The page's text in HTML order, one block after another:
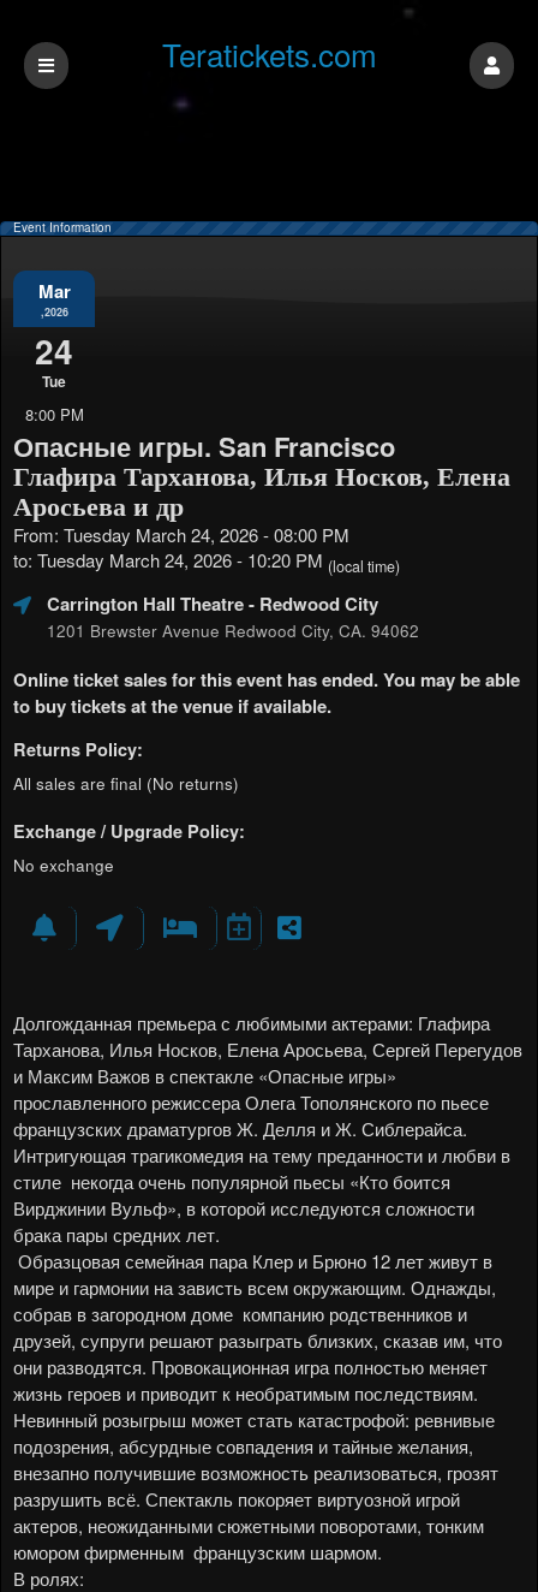
Teratickets.com
Event Information
Mar
,2026
24
Tue
8:00 PM
Опасные игры. San Francisco
Глафира Тарханова, Илья Носков, Елена
Аросьева и др
From: Tuesday March 24, 2026 - 08:00 PM
to: Tuesday March 24, 2026 - 10:20 PM (local time)
Carrington Hall Theatre- Redwood City
1201 Brewster Avenue Redwood City, CA. 94062
Online ticket sales for this event has ended. You may be able
to buy tickets at the venue if available.
Returns Policy:
All sales are final (No returns)
Exchange / Upgrade Policy:
No exchange
Долгожданная премьера с любимыми актерами: Глафира
Тарханова, Илья Носков, Елена Аросьева, Сергей Перегудов
и Максим Важов в спектакле «Опасные игры»
прославленного режиссера Олега Тополянского по пьесе
французских драматургов Ж. Делля и Ж. Сиблерайса.
Интригующая трагикомедия на тему преданности и любви в
стиле некогда очень популярной пьесы «Кто боится
Вирджинии Вульф», в которой исследуются сложности
брака пары средних лет.
Образцовая семейная пара Клер и Брюно 12 лет живут в
мире и гармонии на зависть всем окружающим. Однажды,
собрав в загородном доме компанию родственников и
друзей, супруги решают разыграть близких, сказав им, что
они разводятся. Провокационная игра полностью меняет
жизнь героев и приводит к необратимым последствиям.
Невинный розыгрыш может стать катастрофой: ревнивые
подозрения, абсурдные совпадения и тайные желания,
внезапно получившие возможность реализоваться, грозят
разрушить всё. Спектакль покоряет виртуозной игрой
актеров, неожиданными сюжетными поворотами, тонким
юмором фирменным французским шармом.
В ролях: